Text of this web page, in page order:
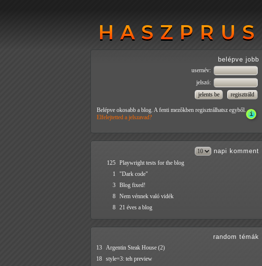
HASZPRUS
HASZPRUS
belépve jobb
usernév:
jelszó:
Belépve okosabb a blog. A fenti mezőkben regisztrálhatsz egyből.
Elfelejtetted a jelszavad?
napi komment
125 Playwright tests for the blog
1
"Dark code"
3 Blog fixed!
8 Nem vénnek való vidék
8 21 éves a blog
random témák
13 Argentin Steak House (2)
18 style=3: teh preview